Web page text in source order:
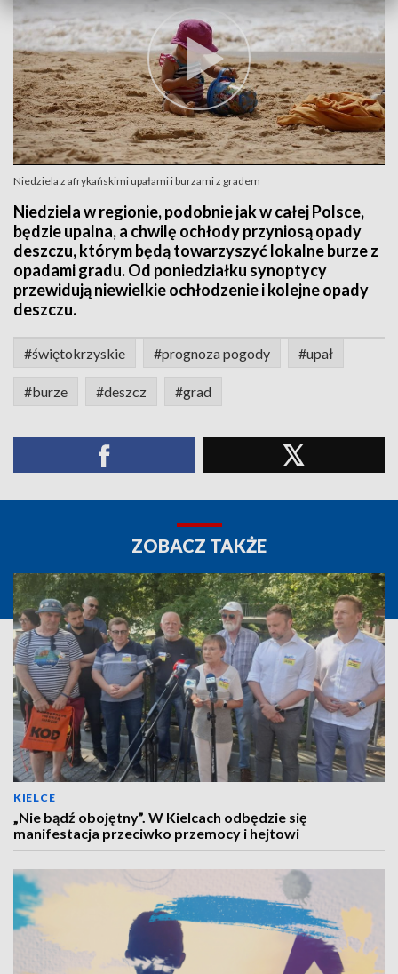
Niedziela z afrykańskimi upałami i burzami z gradem
Niedziela w regionie, podobnie jak w całej Polsce,
będzie upalna, a chwilę ochłody przyniosą opady
deszczu, którym będą towarzyszyć lokalne burze z
opadami gradu. Od poniedziałku synoptycy
przewidują niewielkie ochłodzenie i kolejne opady
deszczu.
#świętokrzyskie #prognoza pogody #upał
#burze #deszcz #grad
ZOBACZ TAKŻE
KIELCE
„Nie bądź obojętny”. W Kielcach odbędzie się
manifestacja przeciwko przemocy i hejtowi